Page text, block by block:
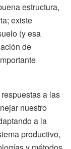
estructura,
existe
(y esa
de
a las
nuestro
a la
productivo,